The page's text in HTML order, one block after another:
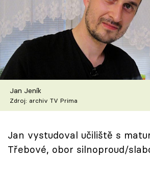
Recepty
Články
Škola vaření
Recepty z TV
Speciál: Cuketa
Jan Jeník
Zdroj: archiv TV Prima
Jan vystudoval učiliště s
Třebové, obor silnoproud/